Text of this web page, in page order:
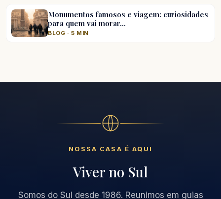
Monumentos famosos e viagem: curiosidades
para quem vai morar…
BLOG · 5 MIN
NOSSA CASA É AQUI
Viver no Sul
Somos do Sul desde 1986. Reunimos em guias